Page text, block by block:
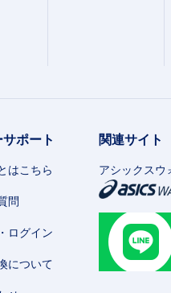
ポート
はこちら
問
ログイン
について
関連サイト
アシックスウ